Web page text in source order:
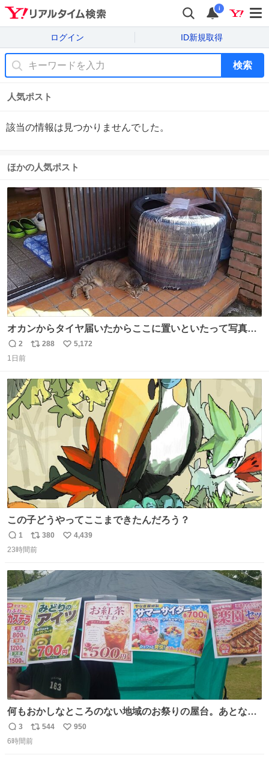
i
ログイン ID新規取得
検索
人気ポスト
該当の情報は見つかりませんでした。
ほかの人気ポスト
オカンからタイヤ届いたからここに置いといたって写真送
られてきたけど明らかに猫が邪魔くさそうな顔してて草
返
信
2
リ
ト
数
288
い
数
5,172
1日前
この子どうやってここまできたんだろう？
返
信
1
リ
ポ
ト
数
380
い
数
4,439
23時間前
何もおかしなところのない地域のお祭りの屋台。あとなん
か割と聞き馴染みのあるBGMが流れてます #関広見まつり
#関広見まつり2026
返
信
3
リ
ポ
544
い
950
6時間前